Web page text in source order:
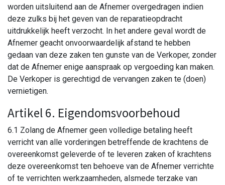
worden uitsluitend aan de Afnemer overgedragen indien
deze zulks bij het geven van de reparatieopdracht
uitdrukkelijk heeft verzocht. In het andere geval wordt de
Afnemer geacht onvoorwaardelijk afstand te hebben
gedaan van deze zaken ten gunste van de Verkoper, zonder
dat de Afnemer enige aanspraak op vergoeding kan maken.
De Verkoper is gerechtigd de vervangen zaken te (doen)
vernietigen.
Artikel 6. Eigendomsvoorbehoud
6.1 Zolang de Afnemer geen volledige betaling heeft
verricht van alle vorderingen betreffende de krachtens de
overeenkomst geleverde of te leveren zaken of krachtens
deze overeenkomst ten behoeve van de Afnemer verrichte
of te verrichten werkzaamheden, alsmede terzake van